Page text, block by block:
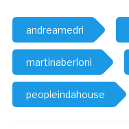
andreamedri
martinaberloni
peopleindahouse